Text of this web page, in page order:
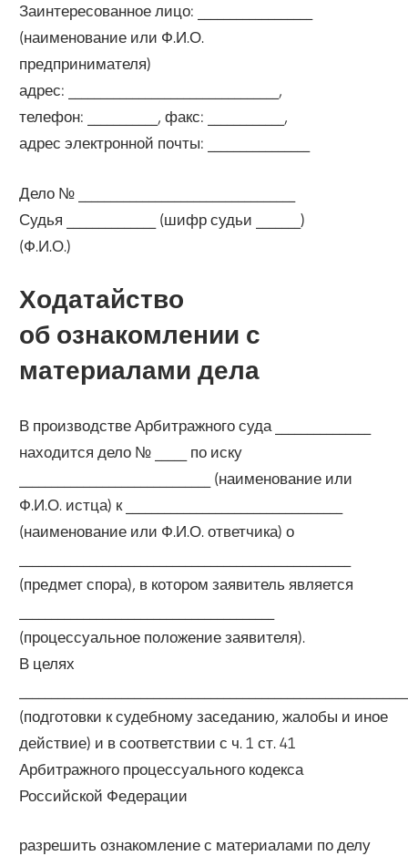
Заинтересованное лицо: __________________
(наименование или Ф.И.О.
предпринимателя)
адрес: _________________________________,
телефон: ___________, факс: ____________,
адрес электронной почты: ________________
Дело № __________________________________
Судья ______________ (шифр судьи _______)
(Ф.И.О.)
Ходатайство
об ознакомлении с
материалами дела
В производстве Арбитражного суда _______________
находится дело № _____ по иску
______________________________ (наименование или
Ф.И.О. истца) к __________________________________
(наименование или Ф.И.О. ответчика) о
(предмет спора), в котором заявитель является
(процессуальное положение заявителя).
В целях
(подготовки к судебному заседанию, жалобы и иное
действие) и в соответствии с ч. 1 ст. 41
Арбитражного процессуального кодекса
Российской Федерации
разрешить ознакомление с материалами по делу